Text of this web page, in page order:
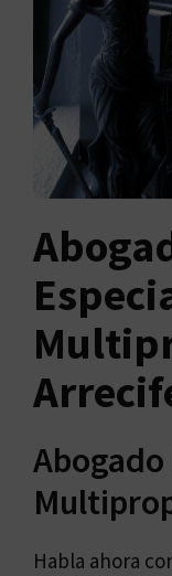
Habla ahora